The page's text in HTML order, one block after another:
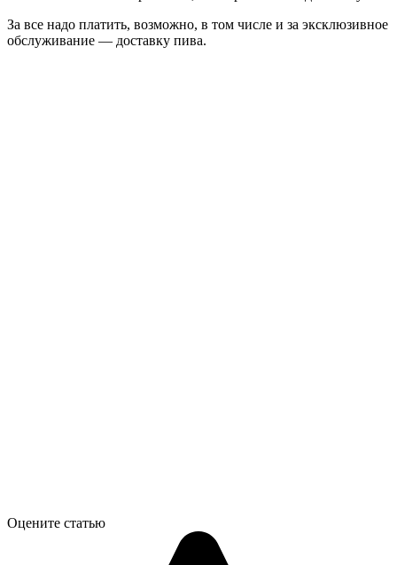
За все надо платить, возможно, в том числе и за эксклюзивное
обслуживание — доставку пива.
Оцените статью